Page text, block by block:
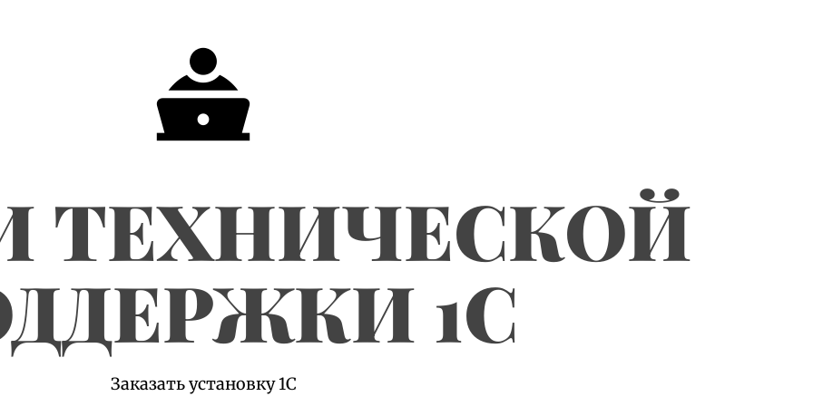
ТЕХНИЧЕСКОЙ
1С
Заказать установку 1С